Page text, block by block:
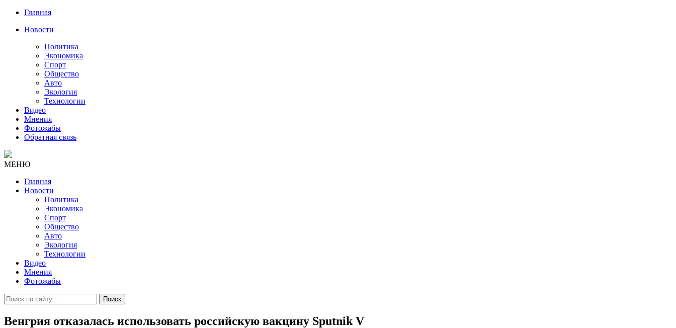
Главная
Новости
Политика
Экономика
Спорт
Общество
Авто
Экология
Технологии
Видео
Мнения
Фотожабы
Обратная связь
МЕНЮ
Главная
Новости
Политика
Экономика
Спорт
Общество
Авто
Экология
Технологии
Видео
Мнения
Фотожабы
Поиск
Венгрия отказалась использовать российскую вакцину Sputnik V